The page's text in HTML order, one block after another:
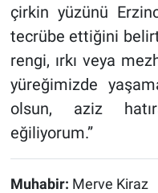
çirkin yüzünü
tecrübe ettiğini
rengi, ırkı veya
yüreğimizde
olsun, aziz
eğiliyorum.”
Muhabir: Merve Kiraz